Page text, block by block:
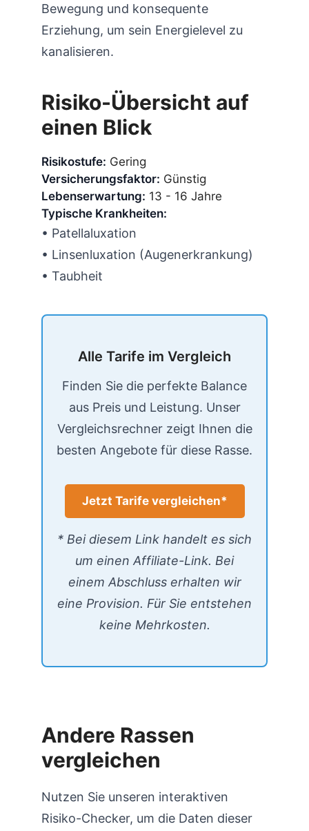
Bewegung und konsequente
Erziehung, um sein Energielevel zu
kanalisieren.
Risiko-Übersicht auf
einen Blick
Risikostufe: Gering
Versicherungsfaktor: Günstig
Lebenserwartung: 13 - 16 Jahre
Typische Krankheiten:
• Patellaluxation
• Linsenluxation (Augenerkrankung)
• Taubheit
Alle Tarife im Vergleich
Finden Sie die perfekte Balance
aus Preis und Leistung. Unser
Vergleichsrechner zeigt Ihnen die
besten Angebote für diese Rasse.
Jetzt Tarife vergleichen*
* Bei diesem Link handelt es sich
um einen Affiliate-Link. Bei
einem Abschluss erhalten wir
eine Provision. Für Sie entstehen
keine Mehrkosten.
Andere Rassen
vergleichen
Nutzen Sie unseren interaktiven
Risiko-Checker, um die Daten dieser